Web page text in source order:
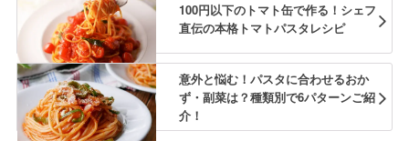
100円以下のトマト缶で作る！シェフ
直伝の本格トマトパスタレシピ
意外と悩む！パスタに合わせるおか
ず・副菜は？種類別で6パターンご紹
介！